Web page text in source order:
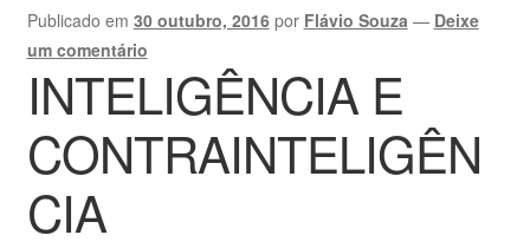
Produtos
Blog
Contato
Publicado em 30 outubro, 2016 por Flávio Souza — Deixe
um comentário
INTELIGÊNCIA E
CONTRAINTELIGÊN
CIA